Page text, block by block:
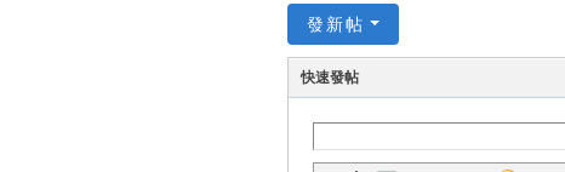
發新帖
快速發帖